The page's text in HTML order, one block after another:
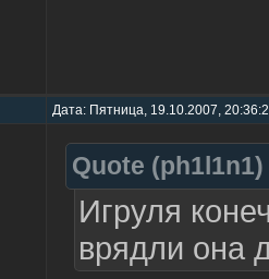
Дата: Пятница, 19.10.2007,
Quote (ph1l1n1)
Игруля
врядли она